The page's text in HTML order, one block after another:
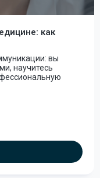
как
вы
научитесь